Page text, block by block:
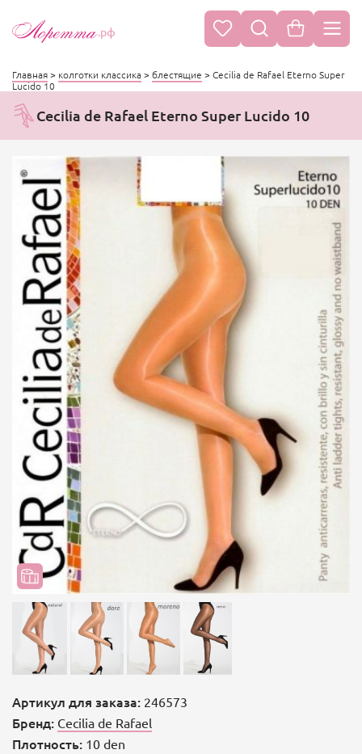
.рф
Главная> колготки классика> блестящие > Cecilia de Rafael Eterno Super
Lucido 10
Cecilia de Rafael Eterno Super Lucido 10
Артикул для заказа: 246573
Бренд: Cecilia de Rafael
Плотность: 10 den